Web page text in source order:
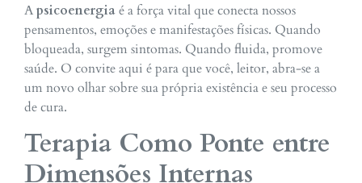
Apsicoenergiaé a força vital que conecta nossos
pensamentos, emoções e manifestações físicas. Quando
bloqueada, surgem sintomas. Quando fluida, promove
saúde. O convite aqui é para que você, leitor, abra-se a
um novo olhar sobre sua própria existência e seu processo
de cura.
Terapia Como Ponte entre
Dimensões Internas